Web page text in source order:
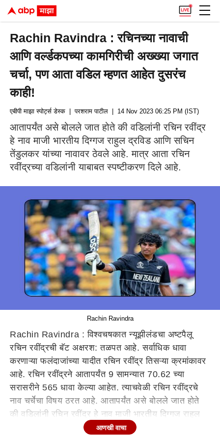
Rachin Ravindra : रचिनच्या नावाची
आणि वर्ल्डकपच्या कामगिरीची अख्ख्या जगात
चर्चा, पण आता वडिल म्हणत आहेत दुसरंच
काही!
एबीपी माझा स्पोर्ट्स डेस्क | परशराम पाटील | 14 Nov 2023 06:25 PM (IST)
आतापर्यंत असे बोलले जात होते की वडिलांनी रचिन रवींद्र
हे नाव माजी भारतीय दिग्गज राहुल द्रविड आणि सचिन
तेंडुलकर यांच्या नावावर ठेवले आहे. मात्र आता रचिन
रवींद्रच्या वडिलांनी याबाबत स्पष्टीकरण दिले आहे.
Rachin Ravindra
Rachin Ravindra : विश्वचषकात न्यूझीलंडचा अष्टपैलू
रचिन रवींद्रची बॅट अक्षरश: तळपत आहे. सर्वाधिक धावा
करणाऱ्या फलंदाजांच्या यादीत रचिन रवींद्र तिसऱ्या क्रमांकावर
आहे. रचिन रवींद्रने आतापर्यंत 9 सामन्यात 70.62 च्या
सरासरीने 565 धावा केल्या आहेत. त्याचवेळी रचिन रवींद्रचे
नाव चर्चेचा विषय ठरत आहे. आतापर्यंत असे बोलले जात होते
की वडिलांनी रचिन रवींद्र हे नाव माजी भारतीय दिग्गज राहुल
द्रविड आणि सचिन तेंडुलकर यांच्या नावावर ठेवले आहे. मात्र
आणखी वाचा